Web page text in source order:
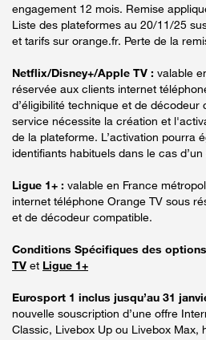
engagement 12 mois. Remise
Liste des plateformes au 20/11/25
et tarifs sur orange.fr. Perte de la
Netflix/Disney+/Apple TV : valable
réservée aux clients internet
d’éligibilité technique et de
service nécessite la création et
de la plateforme. L’activation pourra
identifiants habituels dans le cas
Ligue 1+ : valable en France
internet téléphone Orange TV sous
et de décodeur compatible.
Conditions Spécifiques des
TV et Ligue 1+
Eurosport 1 inclus jusqu’au 31
nouvelle souscription d’une offre
Classic, Livebox Up ou Livebox Max,